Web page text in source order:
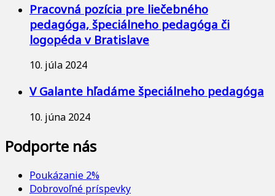
Pracovná pozícia pre liečebného
pedagóga, špeciálneho pedagóga či
logopéda v Bratislave
10. júla 2024
V Galante hľadáme špeciálneho pedagóga
10. júna 2024
Podporte nás
Poukázanie 2%
Dobrovoľné príspevky